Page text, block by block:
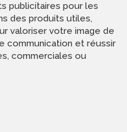
publicitaires pour les
des produits utiles,
valoriser votre image de
communication et réussir
commerciales ou